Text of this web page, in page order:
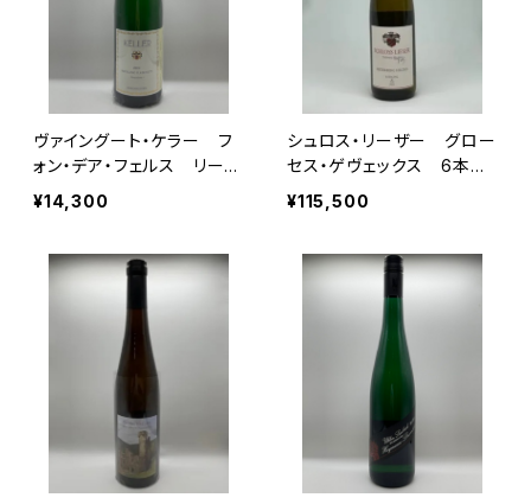
ヴァイングート・ケラー フ
ォン・デア・フェルス リース
リング ドライ 2024
¥14,300
シュロス・リーザー グロー
セス・ゲヴェックス 6本セ
ット 2021VT
¥115,500